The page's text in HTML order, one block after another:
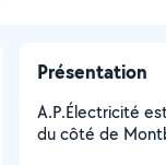
Présentation
A.P.Électricité
du côté de